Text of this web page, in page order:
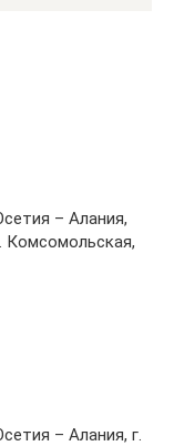
– Алания,
Комсомольская,
– Алания, г.